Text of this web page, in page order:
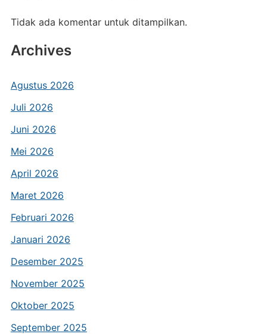
Tidak ada komentar untuk ditampilkan.
Archives
Agustus 2026
Juli 2026
Juni 2026
Mei 2026
April 2026
Maret 2026
Februari 2026
Januari 2026
Desember 2025
November 2025
Oktober 2025
September 2025